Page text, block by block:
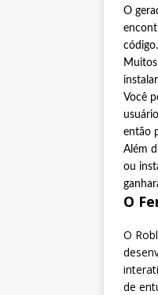
O
código.
Você
então
Além
ou
O
O
de